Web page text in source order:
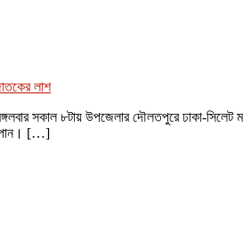
লাশ
সকাল ৮টায় উপজেলার দৌলতপুরে ঢাকা-সিলেট
পান। […]